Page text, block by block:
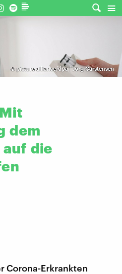
© picture alliance/dpa | Jörg Carstensen
Mit
dem
auf die
Corona-Erkrankten